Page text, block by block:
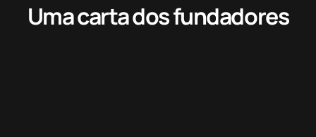
Uma carta dos fundadores